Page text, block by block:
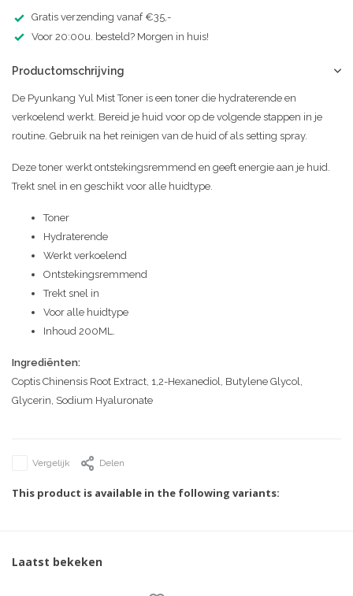
Gratis verzending vanaf €35,-
Voor 20:00u. besteld? Morgen in huis!
Productomschrijving
De Pyunkang Yul Mist Toner is een toner die hydraterende en
verkoelend werkt. Bereid je huid voor op de volgende stappen in je
routine. Gebruik na het reinigen van de huid of als setting spray.
Deze toner werkt ontstekingsremmend en geeft energie aan je huid.
Trekt snel in en geschikt voor alle huidtype.
Toner
Hydraterende
Werkt verkoelend
Ontstekingsremmend
Trekt snel in
Voor alle huidtype
Inhoud 200ML.
Ingrediënten:
Coptis Chinensis Root Extract, 1,2-Hexanediol, Butylene Glycol,
Glycerin, Sodium Hyaluronate
Vergelijk Delen
This product is available in the following variants:
Laatst bekeken